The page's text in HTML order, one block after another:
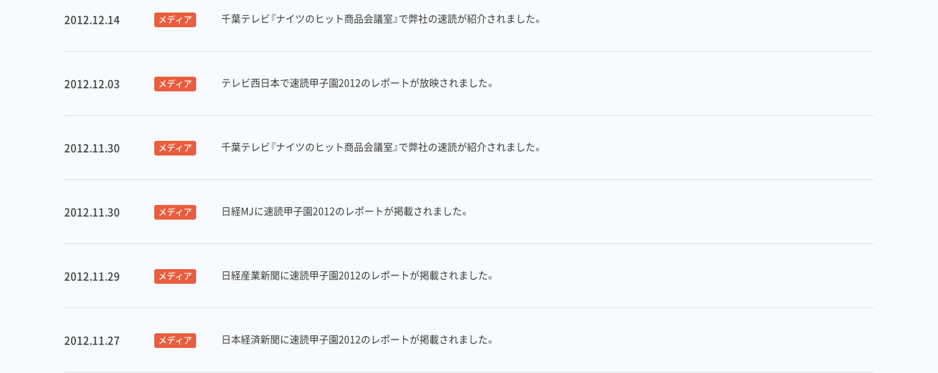
2012.12.14 メディア 千葉テレビ『ナイツのヒット商品会議室』で弊社の速読が紹介されました。
2012.12.03 メディア テレビ西日本で速読甲子園2012のレポートが放映されました。
2012.11.30 メディア 千葉テレビ『ナイツのヒット商品会議室』で弊社の速読が紹介されました。
2012.11.30 メディア 日経MJに速読甲子園2012のレポートが掲載されました。
2012.11.29 メディア 日経産業新聞に速読甲子園2012のレポートが掲載されました。
2012.11.27 メディア 日本経済新聞に速読甲子園2012のレポートが掲載されました。